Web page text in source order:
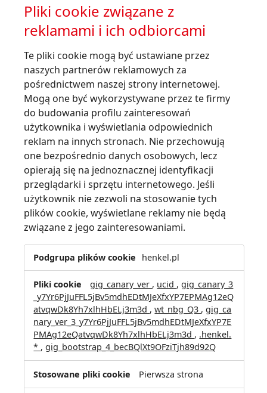
Pliki cookie związane z
reklamami i ich odbiorcami
Te pliki cookie mogą być ustawiane przez
naszych partnerów reklamowych za
pośrednictwem naszej strony internetowej.
Mogą one być wykorzystywane przez te firmy
do budowania profilu zainteresowań
użytkownika i wyświetlania odpowiednich
reklam na innych stronach. Nie przechowują
one bezpośrednio danych osobowych, lecz
opierają się na jednoznacznej identyfikacji
przeglądarki i sprzętu internetowego. Jeśli
użytkownik nie zezwoli na stosowanie tych
plików cookie, wyświetlane reklamy nie będą
związane z jego zainteresowaniami.
cookie
reklamami
ich
odbiorcami
henkel.pl
gig_canary_ver , ucid ,gig_canary_3
_y7Yr6PjJuFFL5jBv5mdhEDtMJeXfxYP7EPMAg12eQ
atvqwDk8Yh7xlhHbELj3m3d ,wt_nbg_Q3 ,gig_ca
nary_ver_3_y7Yr6PjJuFFL5jBv5mdhEDtMJeXfxYP7E
PMAg12eQatvqwDk8Yh7xlhHbELj3m3d , .henkel.
* ,gig_bootstrap_4_becBQlXt9OFziTjh89d92Q
Pierwsza strona